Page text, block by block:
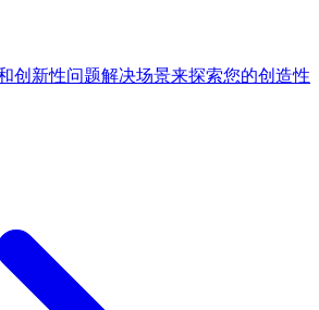
创新性问题解决场景来探索您的创造性